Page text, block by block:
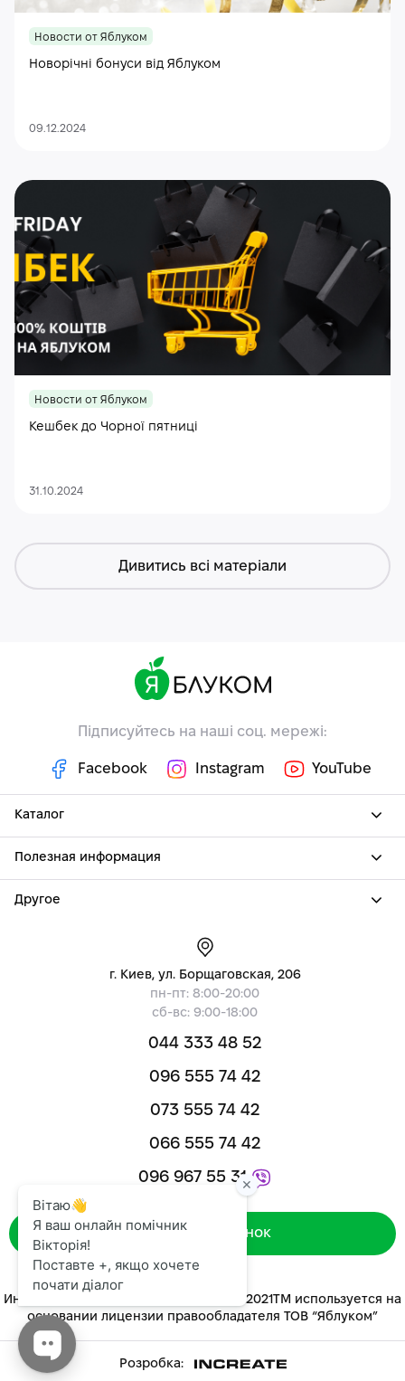
Новости от Яблуком
Новорічні бонуси від Яблуком
09.12.2024
Новости от Яблуком
Кешбек до Чорної пятниці
31.10.2024
Дивитись всі матеріали
Підписуйтесь на наші соц. мережі:
Facebook Instagram YouTube
Каталог
Полезная информация
Другое
г. Киев, ул. Борщаговская, 206
пн-пт: 8:00-20:00
сб-вс: 9:00-18:00
044 333 48 52
096 555 74 42
073 555 74 42
066 555 74 42
096 967 55 31
Зворотний дзвінок
Интернет-магазин «ЯБЛУКОМ™» 2014-2021ТМ используется на
основании лицензии правообладателя ТОВ “Яблуком”
Розробка: